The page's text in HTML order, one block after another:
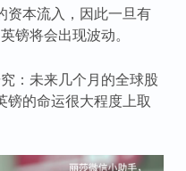
资本流入，因此一旦有
镑将会出现波动。
：未来几个月的全球股
镑的命运很大程度上取